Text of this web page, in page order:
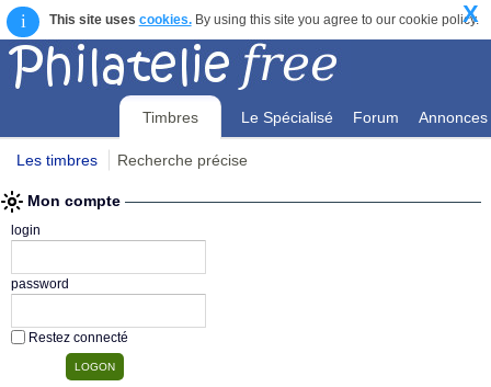
i This site uses cookies.By using this site you agree to our cookie policy.
X
Timbres Le Spécialisé Forum Annonces
Les timbres Recherche précise
Mon compte
login
password
Restez connecté